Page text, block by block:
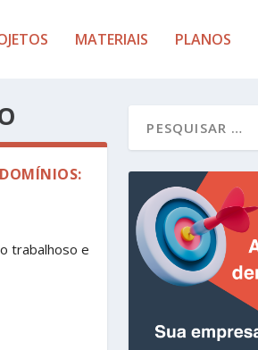
MATERIAIS PLANOS
trabalhoso e